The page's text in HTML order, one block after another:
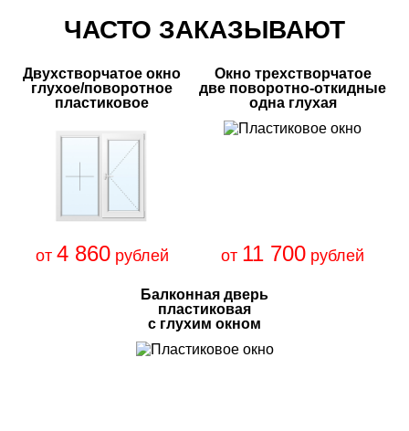
ЧАСТО ЗАКАЗЫВАЮТ
Двухстворчатое окно
глухое/поворотное
пластиковое
от 4 860рублей
Окно трехстворчатое
две поворотно-откидные
одна глухая
от 11 700 рублей
Балконная дверь
пластиковая
с глухим окном